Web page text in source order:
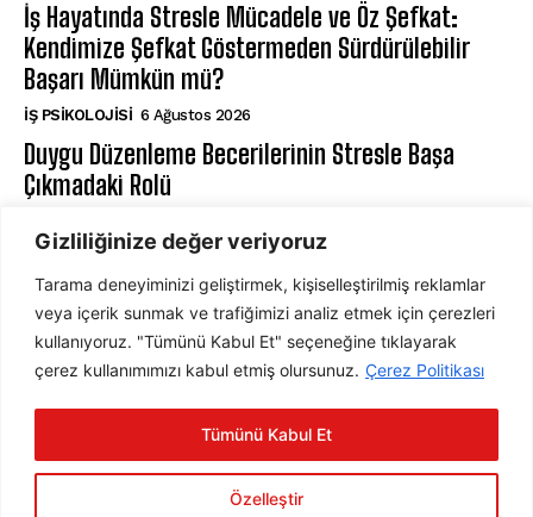
Gizliliğinize değer veriyoruz
Tarama deneyiminizi geliştirmek, kişiselleştirilmiş reklamlar
veya içerik sunmak ve trafiğimizi analiz etmek için çerezleri
kullanıyoruz. "Tümünü Kabul Et" seçeneğine tıklayarak
çerez kullanımımızı kabul etmiş olursunuz. Çerez Politikası
Özelleştir
Tümünü Kabul Et
İş Hayatında Stresle Mücadele ve Öz Şefkat:
Kendimize Şefkat Göstermeden Sürdürülebilir
Başarı Mümkün mü?
İŞ PSIKOLOJISI 6 Ağustos 2026
Duygu Düzenleme Becerilerinin Stresle Başa
Çıkmadaki Rolü
ABONE OL
ABONE OL
okudum, onaylıyorum.